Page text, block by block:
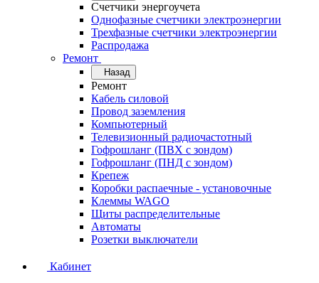
Счетчики энергоучета
Однофазные счетчики электроэнергии
Трехфазные счетчики электроэнергии
Распродажа
Ремонт
Назад
Ремонт
Кабель силовой
Провод заземления
Компьютерный
Телевизионный радиочастотный
Гофрошланг (ПВХ с зондом)
Гофрошланг (ПНД с зондом)
Крепеж
Коробки распаечные - установочные
Клеммы WAGO
Щиты распределительные
Автоматы
Розетки выключатели
Кабинет